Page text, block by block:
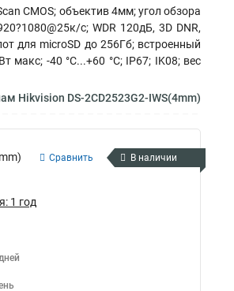
CMOS; объектив 4мм; угол обзора
с; WDR 120дБ, 3D DNR,
для microSD до 256Гб; встроенный
-40 °C...+60 °C; IP67; IK08; вес
Hikvision DS-2CD2523G2-IWS(4mm)
Сравнить В наличии
1 год